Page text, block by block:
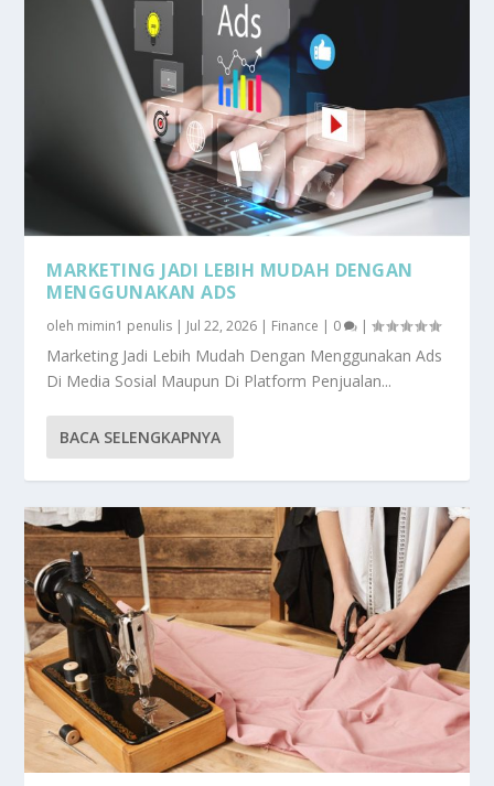
MARKETING JADI LEBIH MUDAH DENGAN
MENGGUNAKAN ADS
oleh mimin1 penulis | Jul 22, 2026 | Finance | 0 |
Marketing Jadi Lebih Mudah Dengan Menggunakan Ads
Di Media Sosial Maupun Di Platform Penjualan...
BACA SELENGKAPNYA